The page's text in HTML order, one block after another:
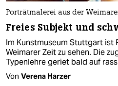
Porträtmalerei aus der
Freies Subjekt und
Im Kunstmuseum Stuttgart ist
Weimarer Zeit zu sehen. Die
Typenlehre geriet bald auf
Von Verena Harzer